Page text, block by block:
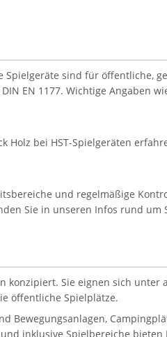
sind für öffentliche,
EN 1177. Wichtige Angaben
bei HST-Spielgeräten
und regelmäßige
Sie in unseren Infos rund um
konzipiert. Sie eignen sich unter
öffentliche Spielplätze.
Bewegungsanlagen,
inklusive Spielbereiche bieten